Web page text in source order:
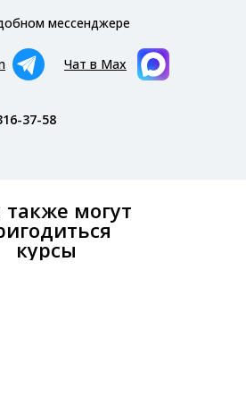
37-58
мессенджере
Чат в Max
могут
курсы